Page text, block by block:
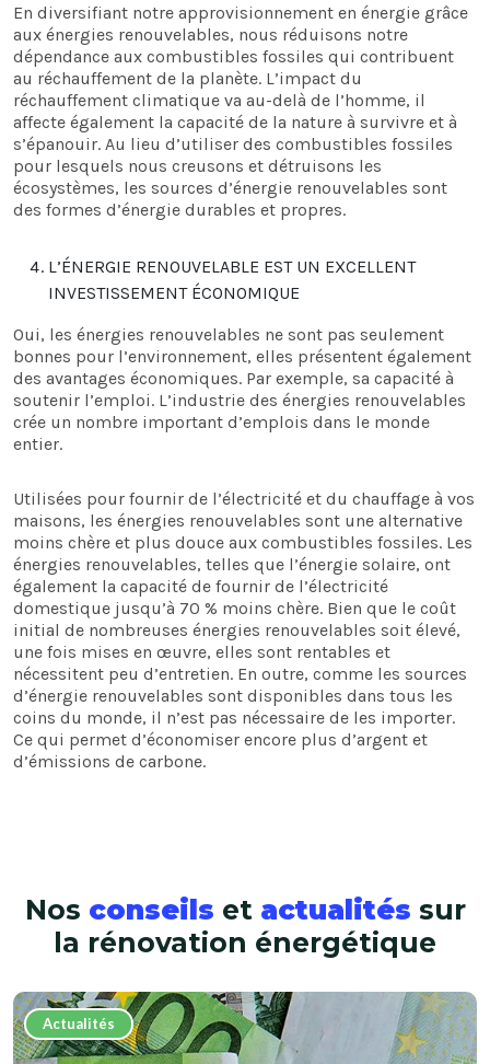
En diversifiant notre approvisionnement en énergie grâce
aux énergies renouvelables, nous réduisons notre
dépendance aux combustibles fossiles qui contribuent
au réchauffement de la planète. L’impact du
réchauffement climatique va au-delà de l’homme, il
affecte également la capacité de la nature à survivre et à
s’épanouir. Au lieu d’utiliser des combustibles fossiles
pour lesquels nous creusons et détruisons les
écosystèmes, les sources d’énergie renouvelables sont
des formes d’énergie durables et propres.
L’ÉNERGIE RENOUVELABLE EST UN EXCELLENT
INVESTISSEMENT ÉCONOMIQUE
Oui, les énergies renouvelables ne sont pas seulement
bonnes pour l’environnement, elles présentent également
des avantages économiques. Par exemple, sa capacité à
soutenir l’emploi. L’industrie des énergies renouvelables
crée un nombre important d’emplois dans le monde
entier.
Utilisées pour fournir de l’électricité et du chauffage à vos
maisons, les énergies renouvelables sont une alternative
moins chère et plus douce aux combustibles fossiles. Les
énergies renouvelables, telles que l’énergie solaire, ont
également la capacité de fournir de l’électricité
domestique jusqu’à 70 % moins chère. Bien que le coût
initial de nombreuses énergies renouvelables soit élevé,
une fois mises en œuvre, elles sont rentables et
nécessitent peu d’entretien. En outre, comme les sources
d’énergie renouvelables sont disponibles dans tous les
coins du monde, il n’est pas nécessaire de les importer.
Ce qui permet d’économiser encore plus d’argent et
d’émissions de carbone.
Nos conseils et actualités sur
la rénovation énergétique
Actualités